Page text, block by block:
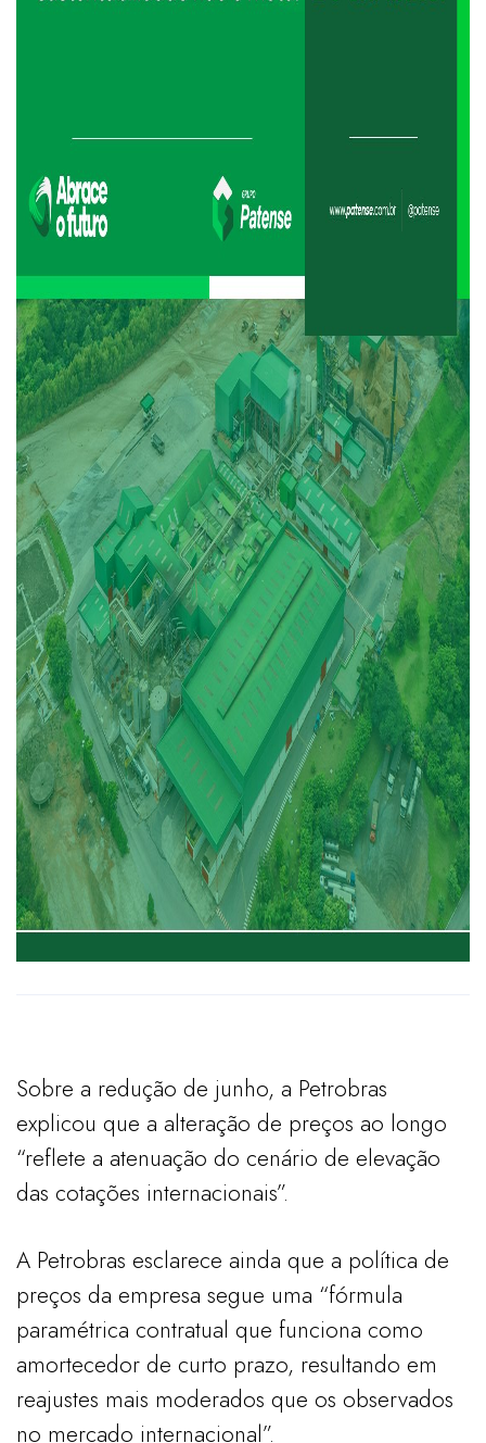
Sobre a redução de junho, a Petrobras
explicou que a alteração de preços ao longo
“reflete a atenuação do cenário de elevação
das cotações internacionais”.
A Petrobras esclarece ainda que a política de
preços da empresa segue uma “fórmula
paramétrica contratual que funciona como
amortecedor de curto prazo, resultando em
reajustes mais moderados que os observados
no mercado internacional”.